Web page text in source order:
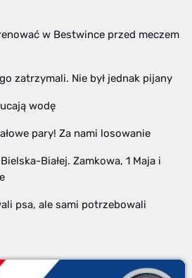
w Bestwince przed meczem
zatrzymali. Nie był jednak pijany
wodę
pary! Za nami losowanie
Białej. Zamkowa, 1 Maja i
psa, ale sami potrzebowali